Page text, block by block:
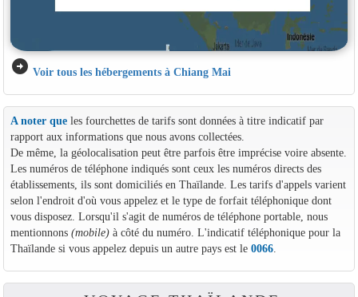
arrow_circle_right Voir tous les hébergements à Chiang Mai
A noter queles fourchettes de tarifs sont données à titre indicatif par
rapport aux informations que nous avons collectées.
De même, la géolocalisation peut être parfois être imprécise voire absente.
Les numéros de téléphone indiqués sont ceux les numéros directs des
établissements, ils sont domiciliés en Thaïlande. Les tarifs d'appels varient
selon l'endroit d'où vous appelez et le type de forfait téléphonique dont
vous disposez. Lorsqu'il s'agit de numéros de téléphone portable, nous
mentionnons (mobile)à côté du numéro. L'indicatif téléphonique pour la
Thaïlande si vous appelez depuis un autre pays est le 0066.